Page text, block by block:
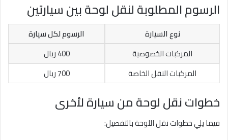
الرسوم المطلوبة لنقل لوحة بين سيارتين
نوع السيارة
الرسوم لكل سيارة
المركبات الخصوصية
400 ريال
المركبات النقل الخاصة
700 ريال
خطوات نقل لوحة من سيارة لأخرى
فيما يلي خطوات نقل اللوحة بالتفصيل: